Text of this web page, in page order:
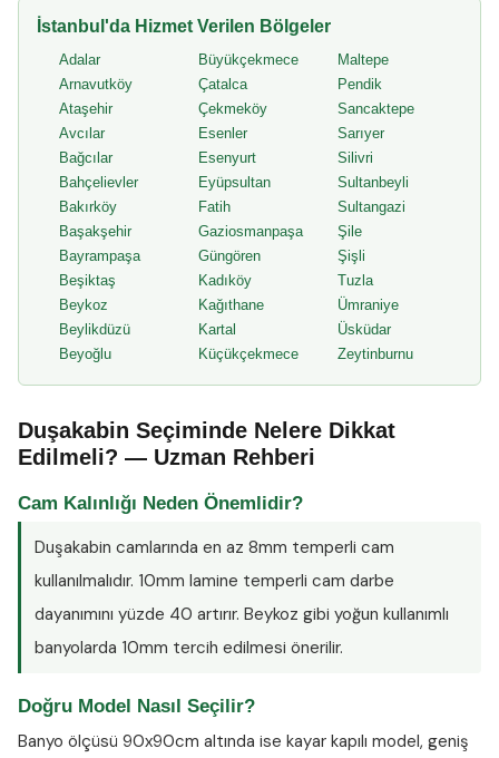
İstanbul'da Hizmet Verilen Bölgeler
Adalar
Arnavutköy
Ataşehir
Avcılar
Bağcılar
Bahçelievler
Bakırköy
Başakşehir
Bayrampaşa
Beşiktaş
Beykoz
Beylikdüzü
Beyoğlu
Büyükçekmece
Çatalca
Çekmeköy
Esenler
Esenyurt
Eyüpsultan
Fatih
Gaziosmanpaşa
Güngören
Kadıköy
Kağıthane
Kartal
Küçükçekmece
Maltepe
Pendik
Sancaktepe
Sarıyer
Silivri
Sultanbeyli
Sultangazi
Şile
Şişli
Tuzla
Ümraniye
Üsküdar
Zeytinburnu
Duşakabin Seçiminde Nelere Dikkat
Edilmeli? — Uzman Rehberi
Cam Kalınlığı Neden Önemlidir?
Duşakabin camlarında en az 8mm temperli cam
kullanılmalıdır. 10mm lamine temperli cam darbe
dayanımını yüzde 40 artırır. Beykoz gibi yoğun kullanımlı
banyolarda 10mm tercih edilmesi önerilir.
Doğru Model Nasıl Seçilir?
Banyo ölçüsü 90x90cm altında ise kayar kapılı model, geniş